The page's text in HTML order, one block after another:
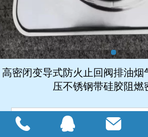
高密闭变导式防火止回阀排油烟
压不锈钢带硅胶阻燃
详细说明